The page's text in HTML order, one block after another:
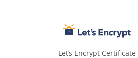
Let’s Encrypt Certificate